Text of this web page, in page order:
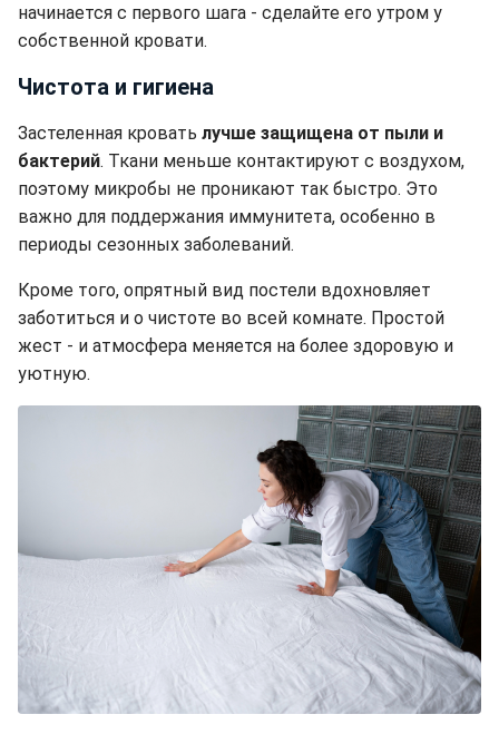
начинается с первого шага - сделайте его утром у
собственной кровати.
Чистота и гигиена
Застеленная кровать лучше защищена от пыли и
бактерий. Ткани меньше контактируют с воздухом,
поэтому микробы не проникают так быстро. Это
важно для поддержания иммунитета, особенно в
периоды сезонных заболеваний.
Кроме того, опрятный вид постели вдохновляет
заботиться и о чистоте во всей комнате. Простой
жест - и атмосфера меняется на более здоровую и
уютную.